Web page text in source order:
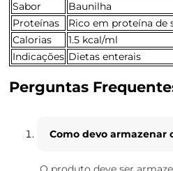
Sabor
Baunilha
Proteínas
Rico em proteína de
Calorias
1.5 kcal/ml
Indicações Dietas enterais
Perguntas
Como devo armazenar o